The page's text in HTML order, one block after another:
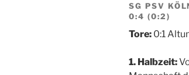
SG PSV
0:4 (0:2)
Tore: 0:1
1. Halbzeit: